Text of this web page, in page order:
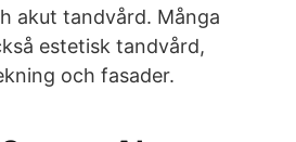
akut tandvård. Många
estetisk tandvård,
och fasader.